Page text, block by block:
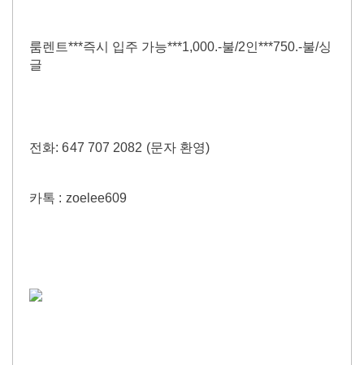
룸렌트***즉시 입주 가능***1,000.-불/2인***750.-불/싱
글
전화: 647 707 2082 (문자 환영)
카톡 : zoelee609